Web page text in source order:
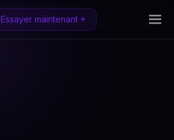
Essayer maintenant